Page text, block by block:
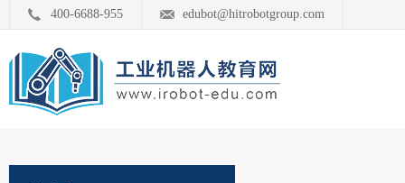
400-6688-955 edubot@hitrobotgroup.com